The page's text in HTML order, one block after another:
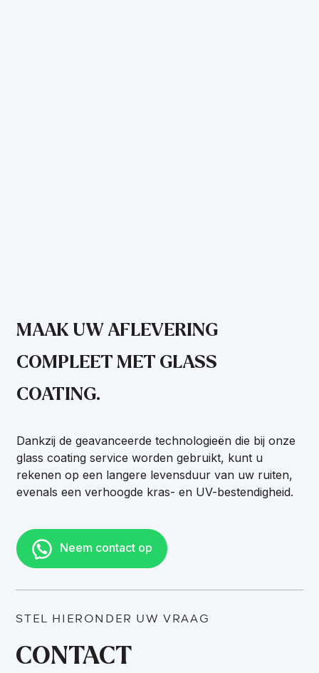
MAAK UW AFLEVERING
COMPLEET MET GLASS
COATING.
Dankzij de geavanceerde technologieën die bij onze
glass coating service worden gebruikt, kunt u
rekenen op een langere levensduur van uw ruiten,
evenals een verhoogde kras- en UV-bestendigheid.
Neem contact op
STEL HIERONDER UW VRAAG
CONTACT